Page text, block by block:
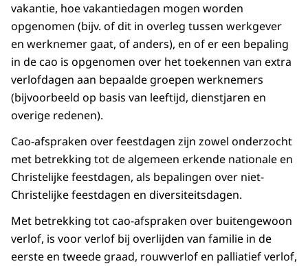
vakantie, hoe vakantiedagen mogen worden
opgenomen (bijv. of dit in overleg tussen werkgever
en werknemer gaat, of anders), en of er een bepaling
in de cao is opgenomen over het toekennen van extra
verlofdagen aan bepaalde groepen werknemers
(bijvoorbeeld op basis van leeftijd, dienstjaren en
overige redenen).
Cao-afspraken over feestdagen zijn zowel onderzocht
met betrekking tot de algemeen erkende nationale en
Christelijke feestdagen, als bepalingen over niet-
Christelijke feestdagen en diversiteitsdagen.
Met betrekking tot cao-afspraken over buitengewoon
verlof, is voor verlof bij overlijden van familie in de
eerste en tweede graad, rouwverlof en palliatief verlof,